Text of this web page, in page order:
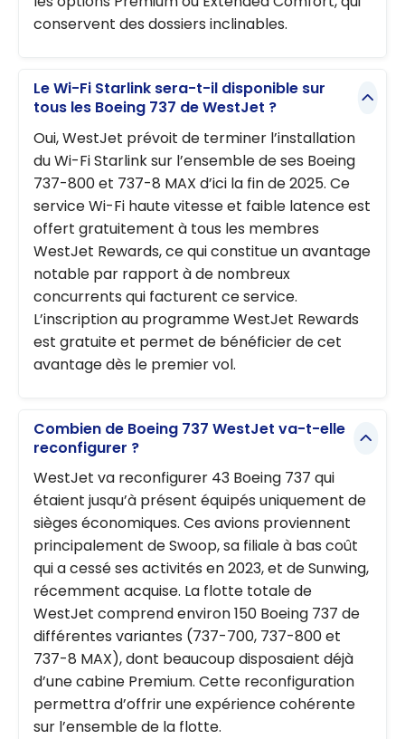
conservent des dossiers inclinables.
Le Wi-Fi Starlink sera-t-il disponible sur
tous les Boeing 737 de WestJet ?
Oui, WestJet prévoit de terminer l’installation
du Wi-Fi Starlink sur l’ensemble de ses Boeing
737-800 et 737-8 MAX d’ici la fin de 2025. Ce
service Wi-Fi haute vitesse et faible latence est
offert gratuitement à tous les membres
WestJet Rewards, ce qui constitue un avantage
notable par rapport à de nombreux
concurrents qui facturent ce service.
L’inscription au programme WestJet Rewards
est gratuite et permet de bénéficier de cet
avantage dès le premier vol.
Combien de Boeing 737 WestJet va-t-elle
reconfigurer ?
WestJet va reconfigurer 43 Boeing 737 qui
étaient jusqu’à présent équipés uniquement de
sièges économiques. Ces avions proviennent
principalement de Swoop, sa filiale à bas coût
qui a cessé ses activités en 2023, et de Sunwing,
récemment acquise. La flotte totale de
WestJet comprend environ 150 Boeing 737 de
différentes variantes (737-700, 737-800 et
737-8 MAX), dont beaucoup disposaient déjà
d’une cabine Premium. Cette reconfiguration
permettra d’offrir une expérience cohérente
sur l’ensemble de la flotte.